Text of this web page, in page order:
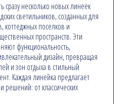
сразу несколько новых линеек
светильников, созданных для
коттеджных поселков и
пространств. Эти
функциональность,
дизайн, превращая
и зон отдыха в стильный
Каждая линейка предлагает
решений: от классических